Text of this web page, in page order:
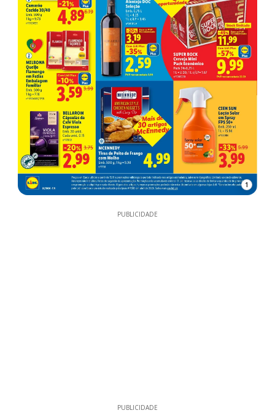
1
PUBLICIDADE
PUBLICIDADE